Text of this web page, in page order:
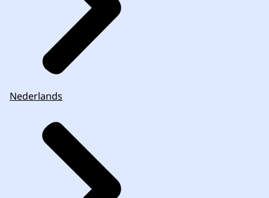
Nederlands